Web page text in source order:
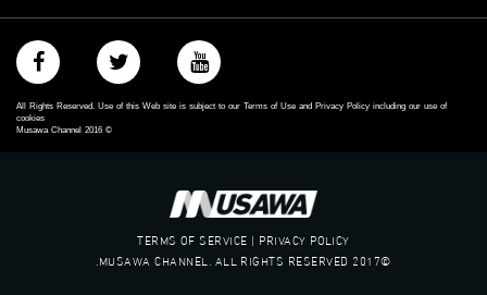
All Rights Reserved. Use of this Web site is subject to our Terms of Use and Privacy Policy including our use of
cookies
©
2016
TERMS OF SERVICE | PRIVACY POLICY
©2017 MUSAWA CHANNEL. ALL RIGHTS RESERVED.